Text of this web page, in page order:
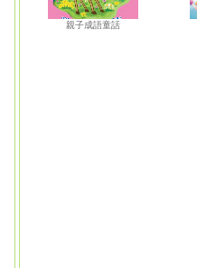
親子成語童話